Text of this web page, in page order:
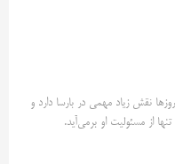
نقش زیاد ‌مهمی در بارسا دارد و
از مسئولیت او برمی‌آید.